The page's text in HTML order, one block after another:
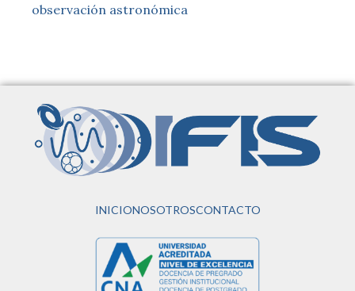
observación astronómica
INICIONOSOTROSCONTACTO